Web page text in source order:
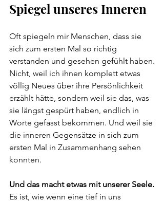
Spiegel unseres Inneren
Oft spiegeln mir Menschen, dass sie
sich zum ersten Mal so richtig
verstanden und gesehen gefühlt haben.
Nicht, weil ich ihnen komplett etwas
völlig Neues über ihre Persönlichkeit
erzählt hätte, sondern weil sie das, was
sie längst gespürt haben, endlich in
Worte gefasst bekommen. Und weil sie
die inneren Gegensätze in sich zum
ersten Mal in Zusammenhang sehen
konnten.
Und das macht etwas mit unserer Seele.
Es ist, wie wenn eine tief in uns